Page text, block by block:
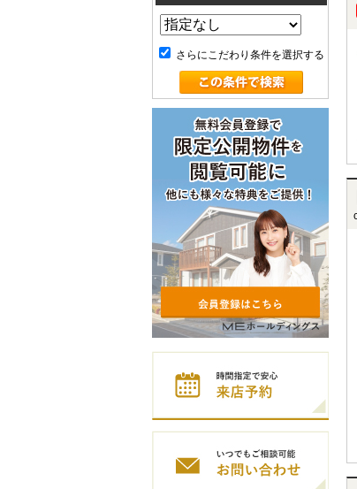
さらにこだわり条件を選択する